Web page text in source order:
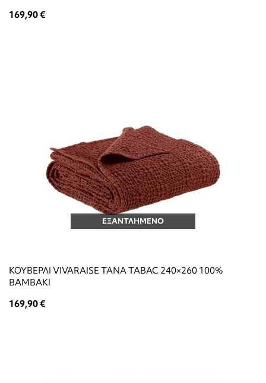
169,90 €
ΕΞΑΝΤΛΗΜΕΝΟ
ΚΟΥΒΕΡΛΙ VIVARAISE TANA TABAC 240×260 100%
ΒΑΜΒΑΚΙ
169,90 €